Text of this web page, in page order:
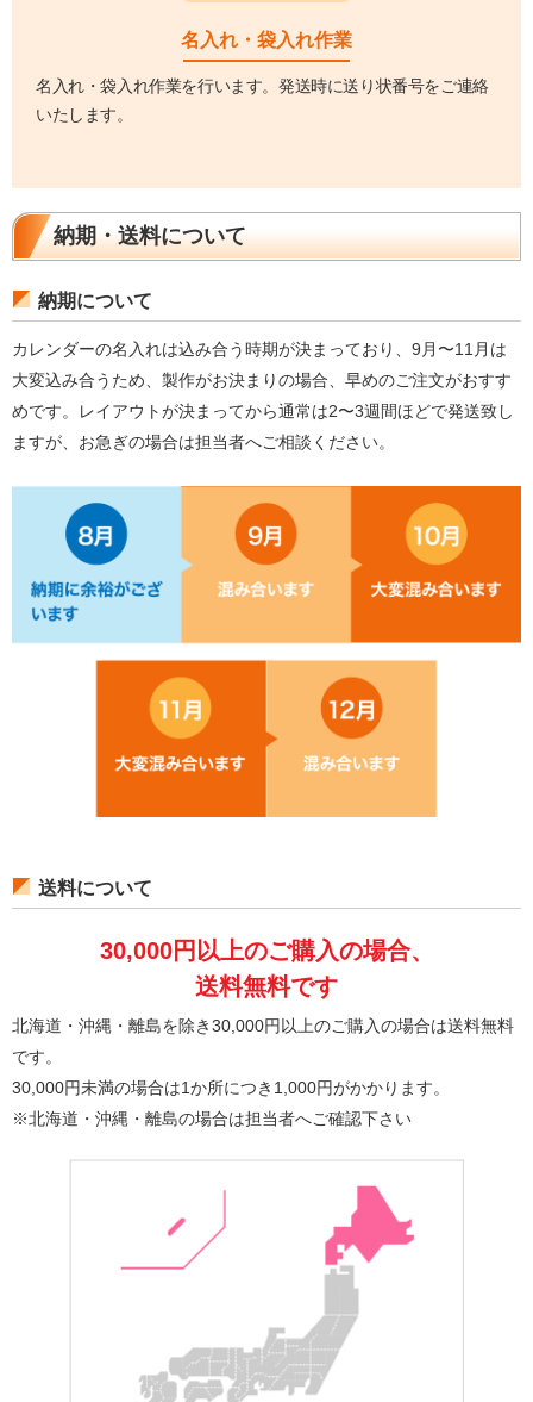
名入れ・袋入れ作業
名入れ・袋入れ作業を行います。発送時に送り状番号をご連絡
いたします。
納期・送料について
納期について
カレンダーの名入れは込み合う時期が決まっており、9月〜11月は
大変込み合うため、製作がお決まりの場合、早めのご注文がおすす
めです。レイアウトが決まってから通常は2〜3週間ほどで発送致し
ますが、お急ぎの場合は担当者へご相談ください。
送料について
30,000円以上のご購入の場合、
送料無料です
北海道・沖縄・離島を除き30,000円以上のご購入の場合は送料無料
です。
30,000円未満の場合は1か所につき1,000円がかかります。
※北海道・沖縄・離島の場合は担当者へご確認下さい